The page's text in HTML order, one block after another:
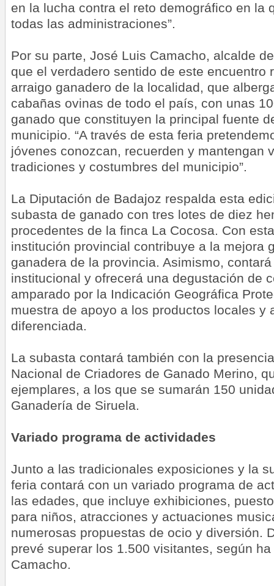
en la lucha contra el reto demográfico en la
todas las administraciones”.
Por su parte, José Luis Camacho, alcalde
que el verdadero sentido de este encuentro
arraigo ganadero de la localidad, que
cabañas ovinas de todo el país, con unas
ganado que constituyen la principal fuente
municipio. “A través de esta feria
jóvenes conozcan, recuerden y mantengan
tradiciones y costumbres del municipio”.
La Diputación de Badajoz respalda esta
subasta de ganado con tres lotes de diez
procedentes de la finca La Cocosa. Con
institución provincial contribuye a la mejora
ganadera de la provincia. Asimismo,
institucional y ofrecerá una degustación de
amparado por la Indicación Geográfica
muestra de apoyo a los productos locales y
diferenciada.
La subasta contará también con la
Nacional de Criadores de Ganado Merino,
ejemplares, a los que se sumarán 150
Ganadería de Siruela.
Variado programa de actividades
Junto a las tradicionales exposiciones y la
feria contará con un variado programa de
las edades, que incluye exhibiciones,
para niños, atracciones y actuaciones
numerosas propuestas de ocio y diversión.
prevé superar los 1.500 visitantes, según
Camacho.